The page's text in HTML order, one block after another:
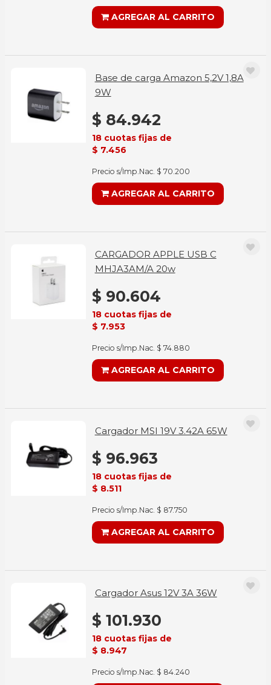
AGREGAR AL CARRITO
Base de carga Amazon 5,2V 1,8A
9W
$ 84.942
18 cuotas fijas de
$ 7.456
Precio s/Imp.Nac. $ 70.200
AGREGAR AL CARRITO
CARGADOR APPLE USB C
MHJA3AM/A 20w
$ 90.604
18 cuotas fijas de
$ 7.953
Precio s/Imp.Nac. $ 74.880
AGREGAR AL CARRITO
Cargador MSI 19V 3.42A 65W
$ 96.963
18 cuotas fijas de
$ 8.511
Precio s/Imp.Nac. $ 87.750
AGREGAR AL CARRITO
Cargador Asus 12V 3A 36W
$ 101.930
18 cuotas fijas de
$ 8.947
Precio s/Imp.Nac. $ 84.240